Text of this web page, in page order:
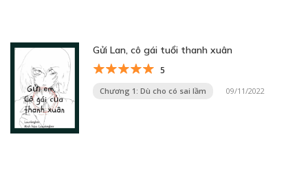
Gửi Lan, cô gái tuổi thanh xuân
5
Chương 1: Dù cho có sai lầm 09/11/2022